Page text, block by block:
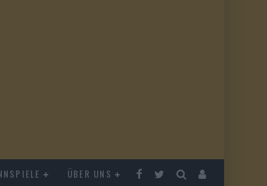
ÜBER UNS